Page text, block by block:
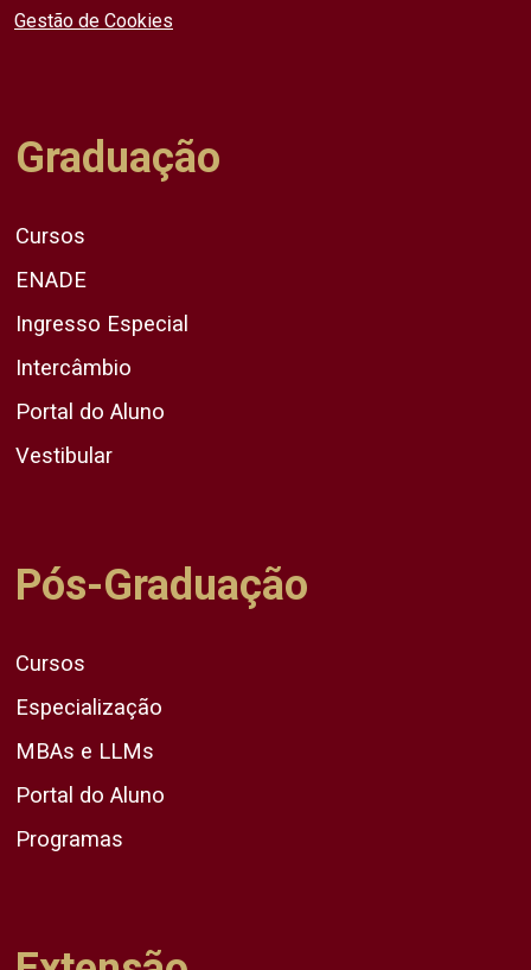
Gestão de Cookies
Graduação
Cursos
ENADE
Ingresso Especial
Intercâmbio
Portal do Aluno
Vestibular
Pós-Graduação
Cursos
Especialização
MBAs e LLMs
Portal do Aluno
Programas